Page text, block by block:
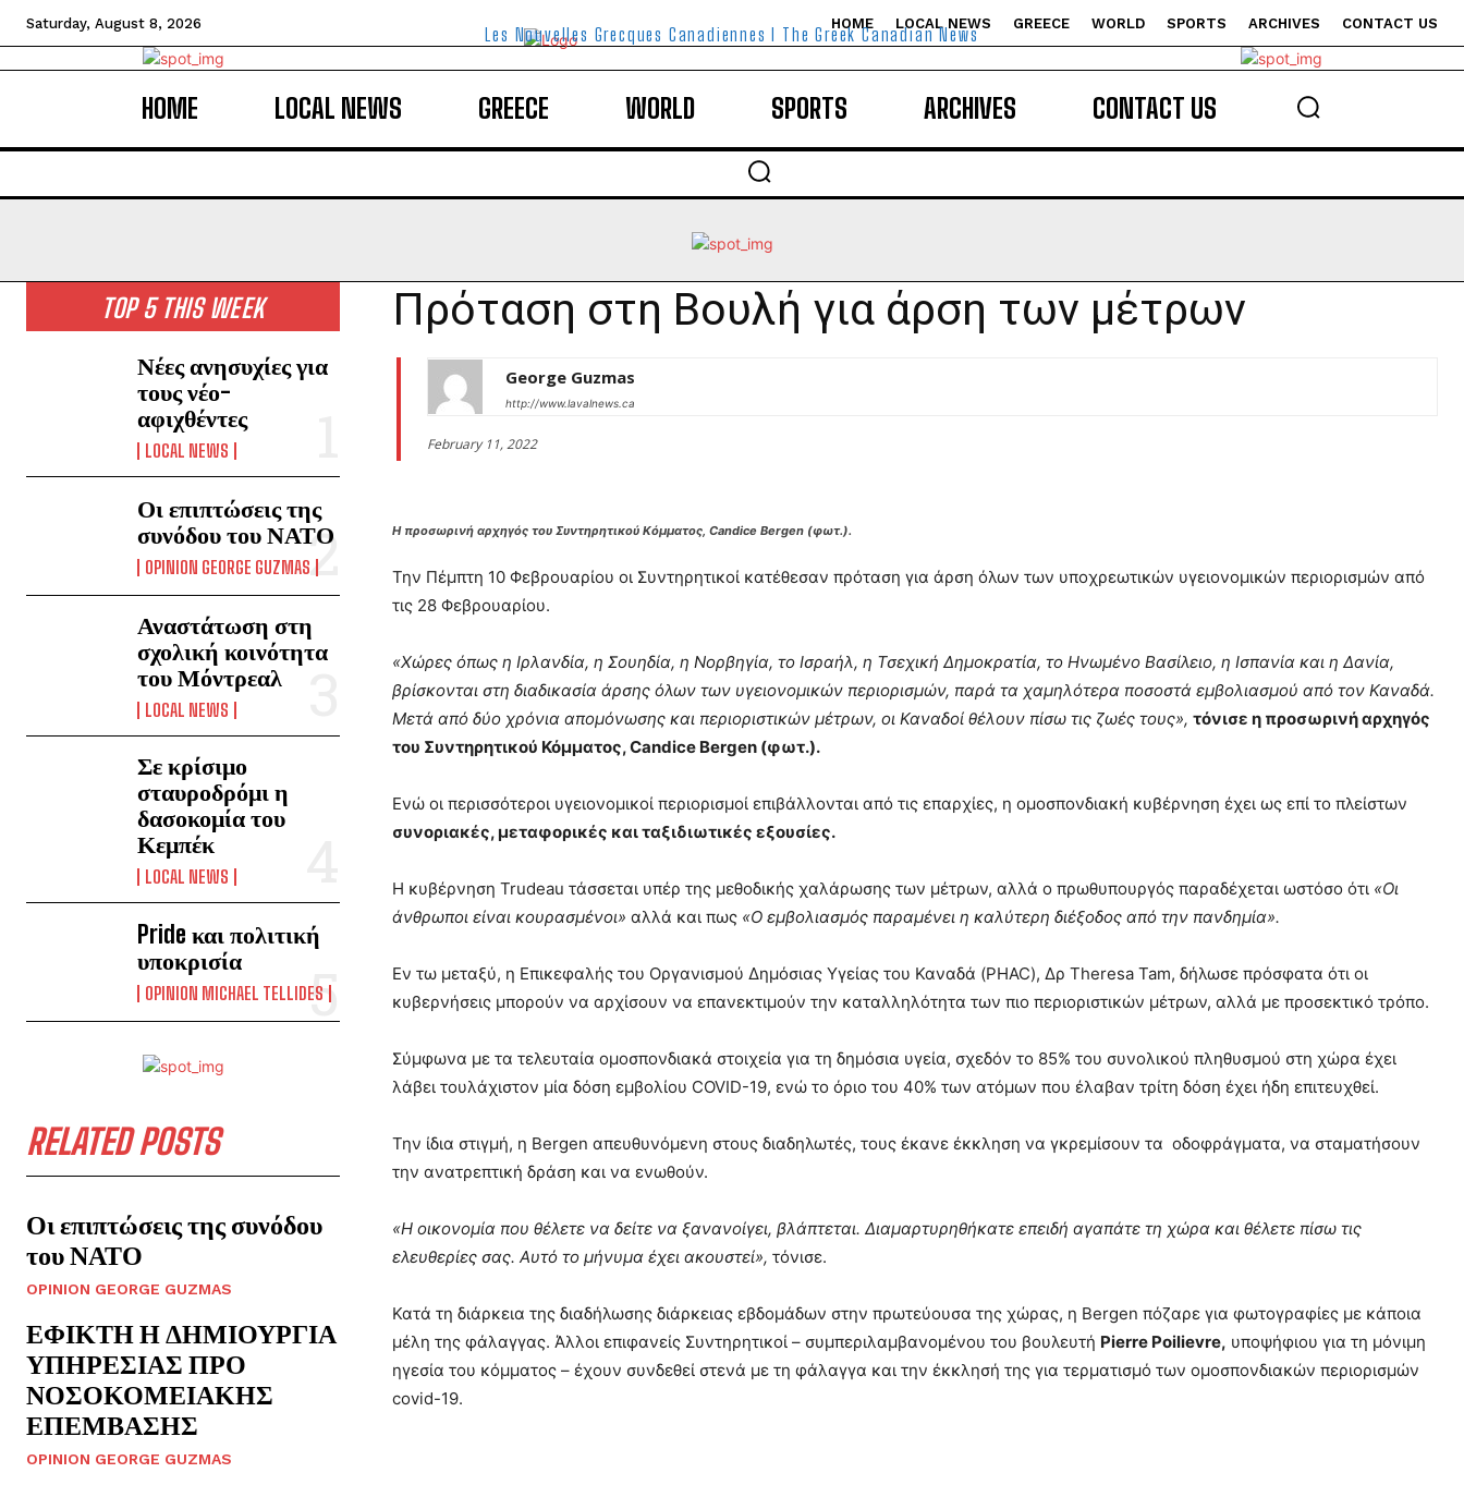
Saturday, August 8, 2026 HOME LOCAL NEWS GREECE WORLD SPORTS ARCHIVES CONTACT US
Les Nouvelles Grecques Canadiennes I The Greek Canadian News
HOME LOCAL NEWS GREECE WORLD SPORTS ARCHIVES CONTACT US
TOP 5 THIS WEEK
Νέες ανησυχίες για
τους νέο-
αφιχθέντες
LOCAL NEWS
Οι επιπτώσεις της
συνόδου του ΝΑΤΟ
OPINION GEORGE GUZMAS
Αναστάτωση στη
σχολική κοινότητα
του Μόντρεαλ
LOCAL NEWS
Σε κρίσιμο
σταυροδρόμι η
δασοκομία του
Κεμπέκ
LOCAL NEWS
Pride και πολιτική
υποκρισία
OPINION MICHAEL TELLIDES
RELATED POSTS
Οι επιπτώσεις της συνόδου
του ΝΑΤΟ
OPINION GEORGE GUZMAS
ΕΦΙΚΤΗ Η ΔΗΜΙΟΥΡΓΙΑ
ΥΠΗΡΕΣΙΑΣ ΠΡΟ
ΝΟΣΟΚΟΜΕΙΑΚΗΣ
ΕΠΕΜΒΑΣΗΣ
OPINION GEORGE GUZMAS
Πρόταση στη Βουλή για άρση των μέτρων
George Guzmas
http://www.lavalnews.ca
February 11, 2022
Η προσωρινή αρχηγός του Συντηρητικού Κόμματος, Candice Bergen (φωτ.).
Την Πέμπτη 10 Φεβρουαρίου οι Συντηρητικοί κατέθεσαν πρόταση για άρση όλων των υποχρεωτικών υγειονομικών περιορισμών από
τις 28 Φεβρουαρίου.
«Χώρες όπως η Ιρλανδία, η Σουηδία, η Νορβηγία, το Ισραήλ, η Τσεχική Δημοκρατία, το Ηνωμένο Βασίλειο, η Ισπανία και η Δανία,
βρίσκονται στη διαδικασία άρσης όλων των υγειονομικών περιορισμών, παρά τα χαμηλότερα ποσοστά εμβολιασμού από τον Καναδά.
Μετά από δύο χρόνια απομόνωσης και περιοριστικών μέτρων, οι Καναδοί θέλουν πίσω τις ζωές τους», τόνισε η προσωρινή αρχηγός
του Συντηρητικού Κόμματος, Candice Bergen (φωτ.).
Ενώ οι περισσότεροι υγειονομικοί περιορισμοί επιβάλλονται από τις επαρχίες, η ομοσπονδιακή κυβέρνηση έχει ως επί το πλείστων
συνοριακές, μεταφορικές και ταξιδιωτικές εξουσίες.
Η κυβέρνηση Trudeau τάσσεται υπέρ της μεθοδικής χαλάρωσης των μέτρων, αλλά ο πρωθυπουργός παραδέχεται ωστόσο ότι «Οι
άνθρωποι είναι κουρασμένοι» αλλά και πως «Ο εμβολιασμός παραμένει η καλύτερη διέξοδος από την πανδημία».
Εν τω μεταξύ, η Επικεφαλής του Οργανισμού Δημόσιας Υγείας του Καναδά (PHAC), Δρ Theresa Tam, δήλωσε πρόσφατα ότι οι
κυβερνήσεις μπορούν να αρχίσουν να επανεκτιμούν την καταλληλότητα των πιο περιοριστικών μέτρων, αλλά με προσεκτικό τρόπο.
Σύμφωνα με τα τελευταία ομοσπονδιακά στοιχεία για τη δημόσια υγεία, σχεδόν το 85% του συνολικού πληθυσμού στη χώρα έχει
λάβει τουλάχιστον μία δόση εμβολίου COVID-19, ενώ το όριο του 40% των ατόμων που έλαβαν τρίτη δόση έχει ήδη επιτευχθεί.
Την ίδια στιγμή, η Bergen απευθυνόμενη στους διαδηλωτές, τους έκανε έκκληση να γκρεμίσουν τα οδοφράγματα, να σταματήσουν
την ανατρεπτική δράση και να ενωθούν.
«Η οικονομία που θέλετε να δείτε να ξανανοίγει, βλάπτεται. Διαμαρτυρηθήκατε επειδή αγαπάτε τη χώρα και θέλετε πίσω τις
ελευθερίες σας. Αυτό το μήνυμα έχει ακουστεί», τόνισε.
Κατά τη διάρκεια της διαδήλωσης διάρκειας εβδομάδων στην πρωτεύουσα της χώρας, η Bergen πόζαρε για φωτογραφίες με κάποια
μέλη της φάλαγγας. Άλλοι επιφανείς Συντηρητικοί – συμπεριλαμβανομένου του βουλευτή Pierre Poilievre, υποψήφιου για τη μόνιμη
ηγεσία του κόμματος – έχουν συνδεθεί στενά με τη φάλαγγα και την έκκλησή της για τερματισμό των ομοσπονδιακών περιορισμών
covid-19.